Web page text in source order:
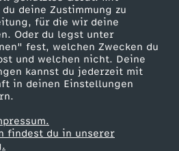
deine Zustimmung zu
für die wir deine
Oder du legst unter
fest, welchen Zwecken du
und welchen nicht. Deine
kannst du jederzeit mit
in deinen Einstellungen
findest du in unserer